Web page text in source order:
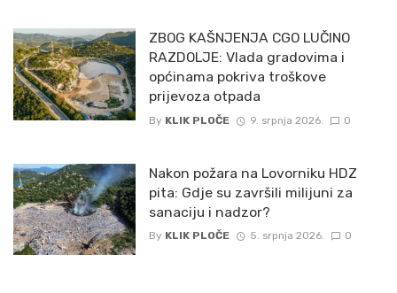
ZBOG KAŠNJENJA CGO LUČINO
RAZDOLJE: Vlada gradovima i
općinama pokriva troškove
prijevoza otpada
By KLIK PLOČE 9. srpnja 2026. 0
Nakon požara na Lovorniku HDZ
pita: Gdje su završili milijuni za
sanaciju i nadzor?
By KLIK PLOČE 5. srpnja 2026. 0